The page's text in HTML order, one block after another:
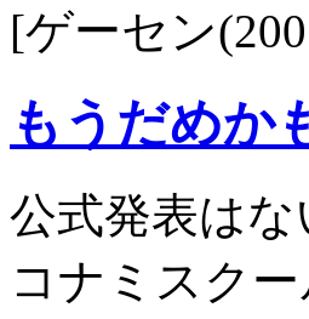
[ゲーセン
もうだめか
公式発表は
コナミスク